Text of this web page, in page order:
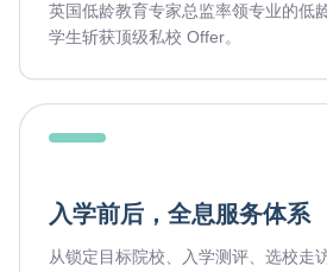
英国低龄教育专家总监率领专业的低
学生斩获顶级私校 Offer。
入学前后，全息服务体系
从锁定目标院校、入学测评、选校走